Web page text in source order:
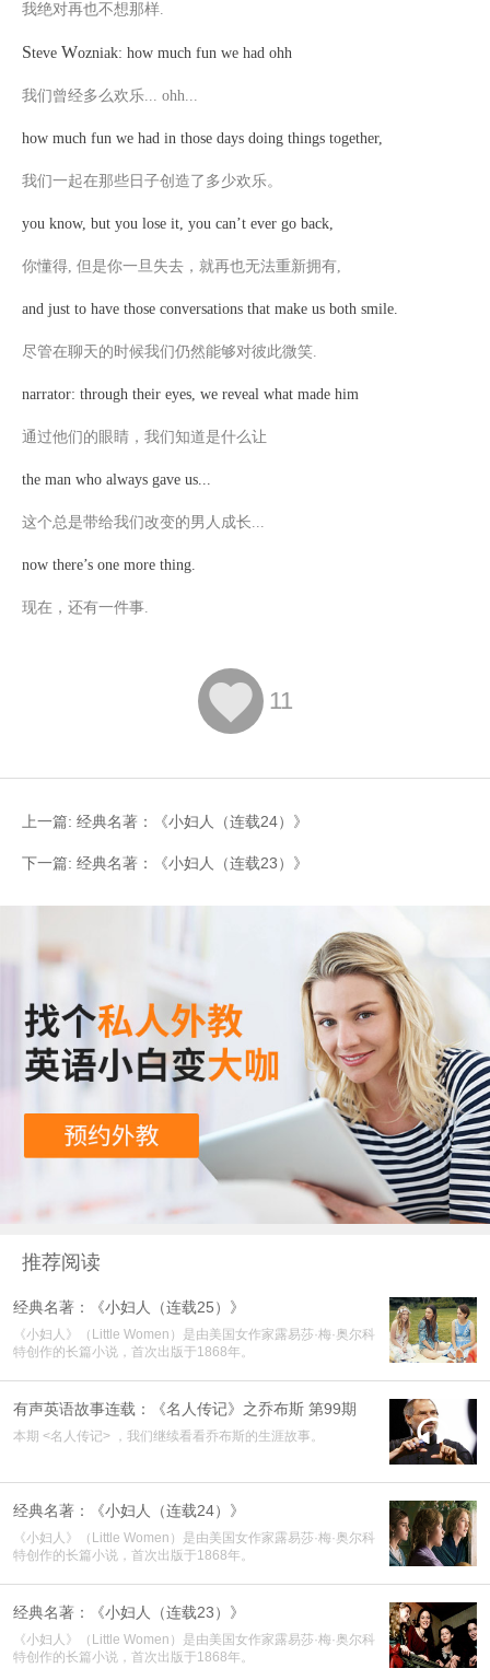
我绝对再也不想那样.
Steve Wozniak: how much fun we had ohh
我们曾经多么欢乐... ohh...
how much fun we had in those days doing things together,
我们一起在那些日子创造了多少欢乐。
you know, but you lose it, you can’t ever go back,
你懂得, 但是你一旦失去，就再也无法重新拥有,
and just to have those conversations that make us both smile.
尽管在聊天的时候我们仍然能够对彼此微笑.
narrator: through their eyes, we reveal what made him
通过他们的眼睛，我们知道是什么让
the man who always gave us...
这个总是带给我们改变的男人成长...
now there’s one more thing.
现在，还有一件事.
 11
上一篇: 经典名著：《小妇人（连载24）》
下一篇: 经典名著：《小妇人（连载23）》
推荐阅读
经典名著：《小妇人（连载25）》
《小妇人》（Little Women）是由美国女作家露易莎·梅·奥尔科
特创作的长篇小说，首次出版于1868年。

有声英语故事连载：《名人传记》之乔布斯 第99期
本期 <名人传记> ，我们继续看看乔布斯的生涯故事。
经典名著：《小妇人（连载24）》
《小妇人》（Little Women）是由美国女作家露易莎·梅·奥尔科
特创作的长篇小说，首次出版于1868年。
经典名著：《小妇人（连载23）》
《小妇人》（Little Women）是由美国女作家露易莎·梅·奥尔科
特创作的长篇小说，首次出版于1868年。